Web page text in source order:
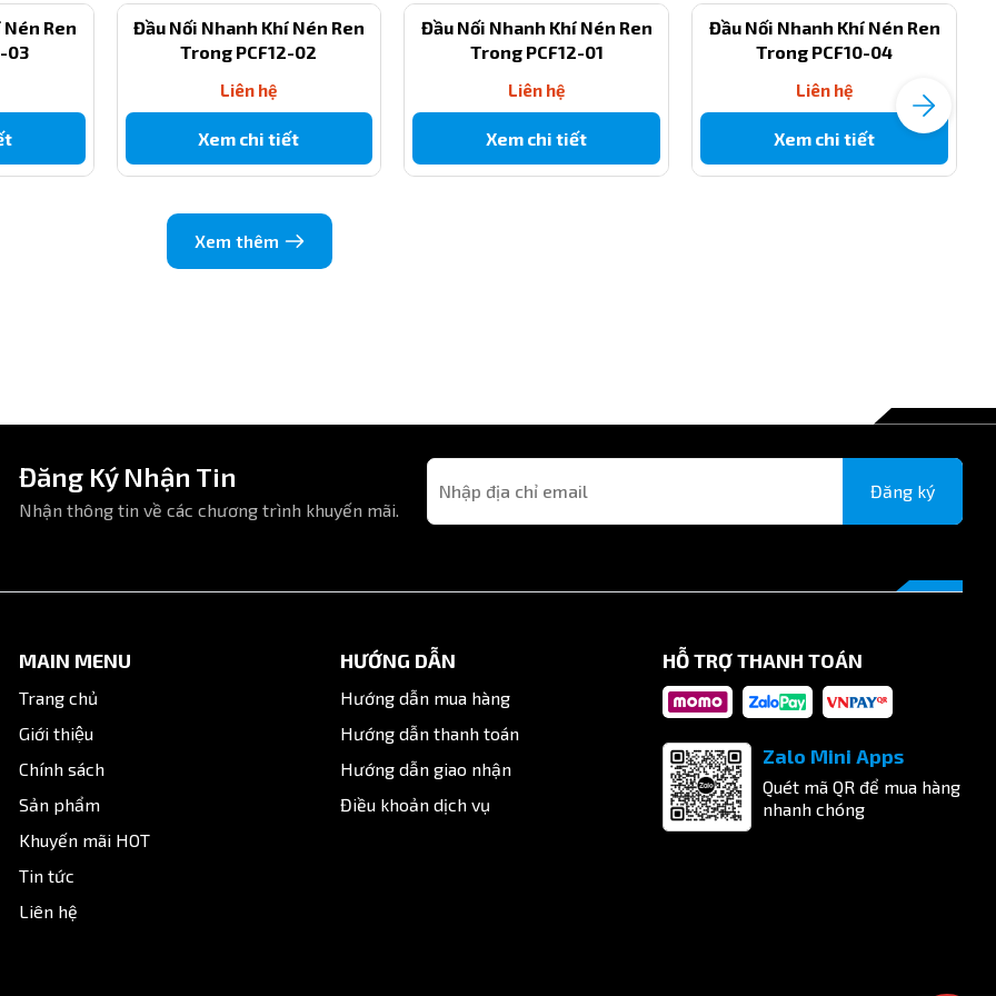
Giá trị
Ren
03
Đầu Nối Nhanh Khí Nén Ren
Trong PCF12-02
Liên hệ
Xem chi tiết
Đầu Nối Nhanh Khí Nén Ren
Trong PCF12-01
Liên hệ
Xem chi tiết
Đầu Nối Nhanh Khí Nén Ren
Trong PCF10-04
Liên hệ
Xem chi tiết
Xem thêm
Đăng Ký Nhận Tin
Nhận thông tin về các chương trình khuyến mãi.
Đăng ký
MAIN MENU
Trang chủ
Giới thiệu
Chính sách
Sản phẩm
Khuyến mãi HOT
Tin tức
Liên hệ
HƯỚNG DẪN
Hướng dẫn mua hàng
Hướng dẫn thanh toán
Hướng dẫn giao nhận
Điều khoản dịch vụ
HỖ TRỢ THANH TOÁN
Zalo Mini Apps
Quét mã QR để mua hàng
nhanh chóng